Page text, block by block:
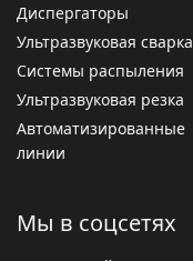
Диспергаторы
Ультразвуковая сварка
Системы распыления
Ультразвуковая резка
Автоматизированные
линии
Мы в соцсетях